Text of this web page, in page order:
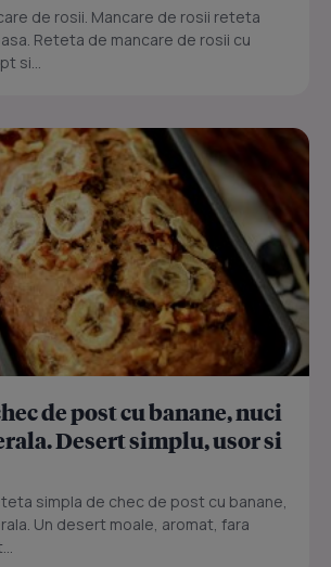
de rosii. Mancare de rosii reteta
Reteta de mancare de rosii cu
si...
de post cu banane, nuci
Desert simplu, usor si
simpla de chec de post cu banane,
Un desert moale, aromat, fara